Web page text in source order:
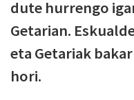
dute hurrengo
Getarian.
eta Getariak
hori.